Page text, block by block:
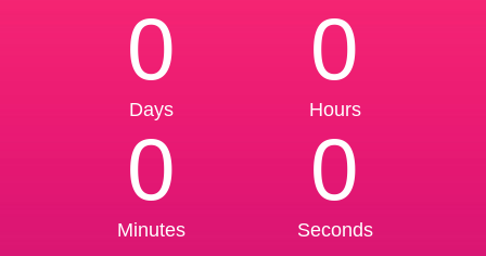
0
Days
0
Hours
0
Minutes
0
Seconds